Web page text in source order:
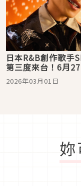
日本R&B創作歌手
第三度來台！6月
團編制唱進Legacy
2026年03月01日